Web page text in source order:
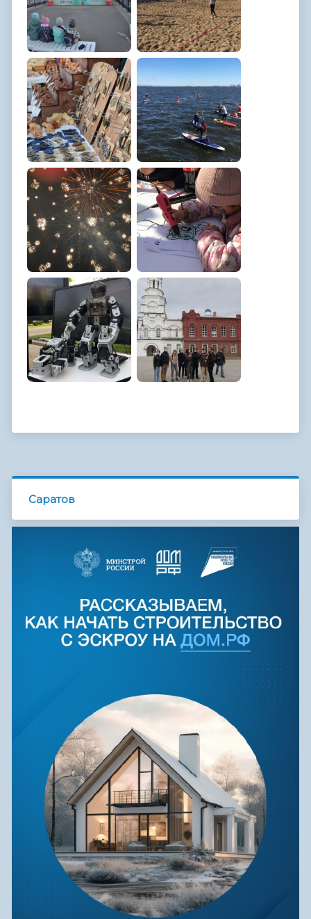
Саратов